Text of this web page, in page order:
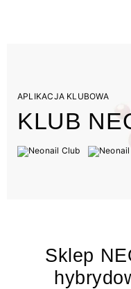
APLIKACJA KLUBOWA
KLUB
Sklep